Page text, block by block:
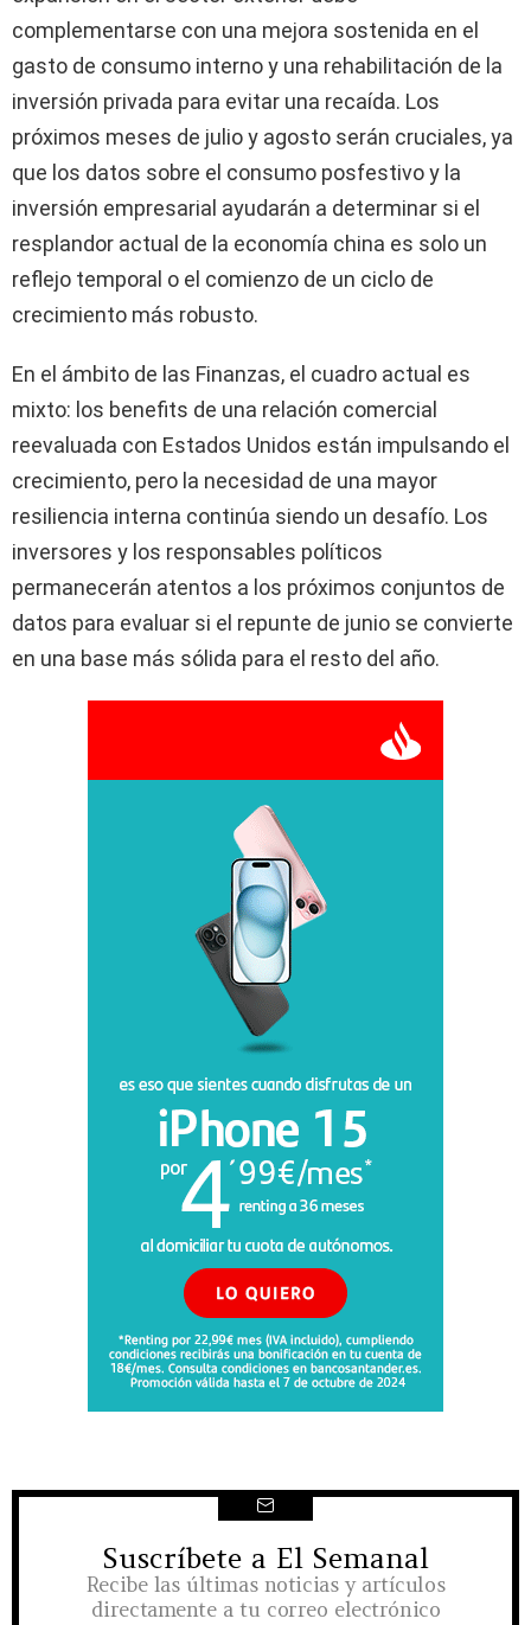
complementarse con una mejora sostenida en el
gasto de consumo interno y una rehabilitación de la
inversión privada para evitar una recaída. Los
próximos meses de julio y agosto serán cruciales, ya
que los datos sobre el consumo posfestivo y la
inversión empresarial ayudarán a determinar si el
resplandor actual de la economía china es solo un
reflejo temporal o el comienzo de un ciclo de
crecimiento más robusto.
En el ámbito de las Finanzas, el cuadro actual es
mixto: los benefits de una relación comercial
reevaluada con Estados Unidos están impulsando el
crecimiento, pero la necesidad de una mayor
resiliencia interna continúa siendo un desafío. Los
inversores y los responsables políticos
permanecerán atentos a los próximos conjuntos de
datos para evaluar si el repunte de junio se convierte
en una base más sólida para el resto del año.
NEWSLETTER
Suscríbete a El Semanal
Recibe las últimas noticias y artículos
directamente a tu correo electrónico